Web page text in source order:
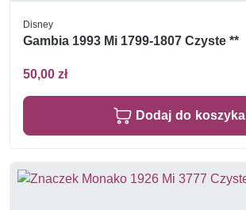
Disney
Gambia 1993 Mi 1799-1807 Czyste **
50,00 zł
Dodaj do koszyka